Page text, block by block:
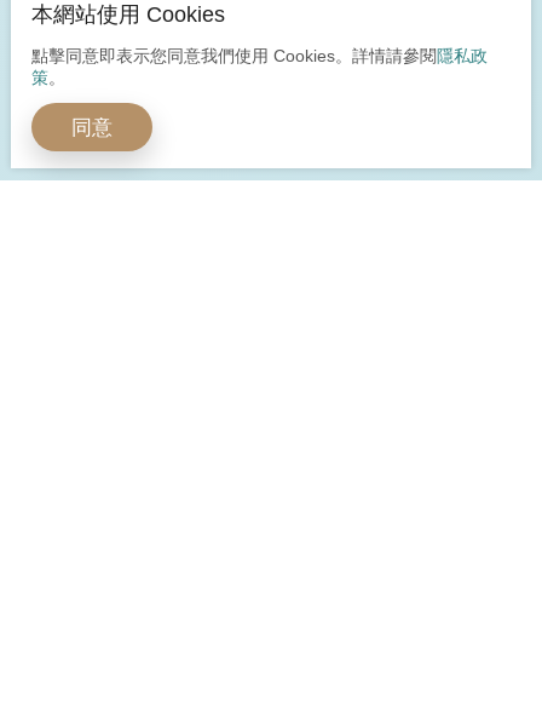
本網站使用 Cookies
點擊同意即表示您同意我們使用 Cookies。詳情請參閱隱私政
策。
同意